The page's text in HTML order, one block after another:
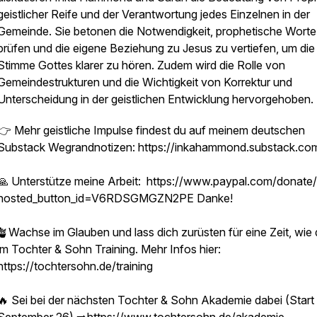
Reife und der Verantwortung jedes Einzelnen in der
Sie betonen die Notwendigkeit, prophetische
und die eigene Beziehung zu Jesus zu vertiefen, um die
Gottes klarer zu hören. Zudem wird die Rolle von
und die Wichtigkeit von Korrektur und
in der geistlichen Entwicklung hervorgehoben.
Mehr geistliche Impulse findest du auf meinem deutschen
Wegrandnotizen: https://
Unterstütze meine Arbeit: https://www.paypal.com/
Danke!
im Glauben und lass dich zurüsten für eine Zeit, wie
Tochter & Sohn Training. Mehr Infos hier:
tochtersohn.de/training
Sei bei der nächsten Tochter & Sohn Akademie dabei (Start